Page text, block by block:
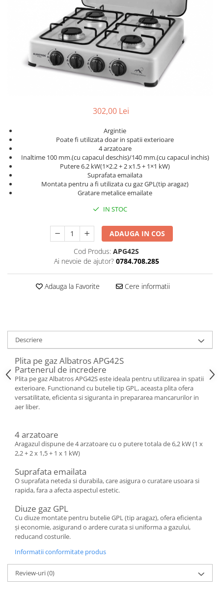
Trimmere electrice
Bormasini cu acumulator
Mini drujbe cu acumulator
Scule electrice si unelte
Accesorii
Aparate de sudura
Pompe de stropit si atomizatoare
Decoratiuni
Mixere
Friteuze cu aer cald
Veioze
Masini de tocat
Decoratiuni Craciun
Articole bucatarie
302,00 Lei
Argintie
Poate fi utilizata doar in spatii exterioare
4 arzatoare
Inaltime 100 mm.(cu capacul deschis)/140 mm.(cu capacul inchis)
Putere 6.2 kW(1×2.2 + 2 x1.5 + 1×1 kW)
Suprafata emailata
Montata pentru a fi utilizata cu gaz GPL(tip aragaz)
Gratare metalice emailate
IN STOC
ADAUGA IN COS
Cod Produs: APG42S
Ai nevoie de ajutor? 0784.708.285
Adauga la Favorite Cere informatii
Descriere
Plita pe gaz Albatros APG42S
Partenerul de incredere
Plita pe gaz Albatros APG42S este ideala pentru utilizarea in spatii
exterioare. Functionand cu butelie tip GPL, aceasta plita ofera
versatilitate, eficienta si siguranta in prepararea mancarurilor in
aer liber.
4 arzatoare
Aragazul dispune de 4 arzatoare cu o putere totala de 6,2 kW (1 x
2,2 + 2 x 1,5 + 1 x 1 kW)
Suprafata emailata
O suprafata neteda si durabila, care asigura o curatare usoara si
rapida, fara a afecta aspectul estetic.
Diuze gaz GPL
Cu diuze montate pentru butelie GPL (tip aragaz), ofera eficienta
și economie, asigurand o ardere curata si uniforma a gazului,
reducand costurile.
Informatii conformitate produs
Review-uri(0)